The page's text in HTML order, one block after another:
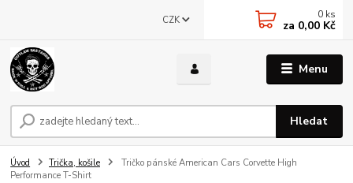
Menu
CZK
Hledat
0 ks
za 0,00 Kč
Úvod Trička, košile
Tričko pánské American Cars Corvette High
Performance T-Shirt